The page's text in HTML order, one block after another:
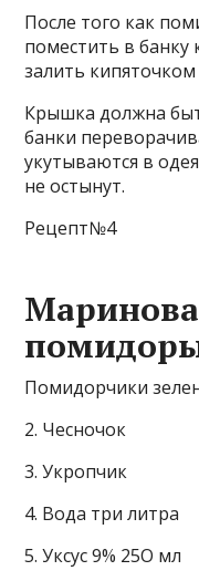
После того как
поместить в
залить
Крышка должна
банки
укутываются в
не остынут.
Рецепт№4
Помидорчики
2. Чесночок
3. Укропчик
4. Вода три литра
5. Уксус 9% 25О мл